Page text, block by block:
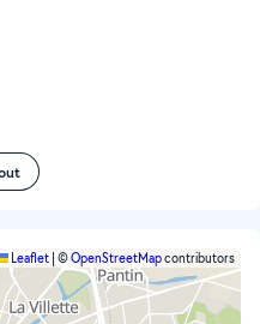
Leaflet ©OpenStreetMapcontributors